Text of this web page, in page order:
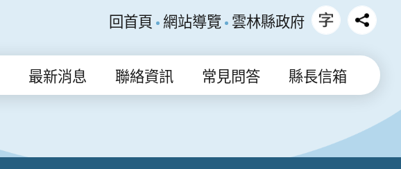
回首頁 網站導覽 雲林縣政府
最新消息 聯絡資訊 常見問答 縣長信箱